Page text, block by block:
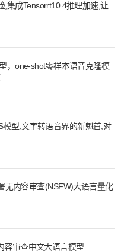
,集成Tensorrt10.4推理加速,让
，one-shot零样本语音克隆模
型,文字转语音界的新魁首,对
无内容审查(NSFW)大语言量化
容审查中文大语言模型